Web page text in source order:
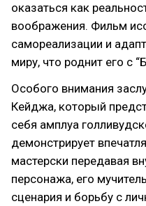
оказаться как
воображения. Фильм
самореализации и
миру, что роднит его с
Особого внимания
Кейджа, который
себя амплуа
демонстрирует
мастерски передавая
персонажа, его
сценария и борьбу с